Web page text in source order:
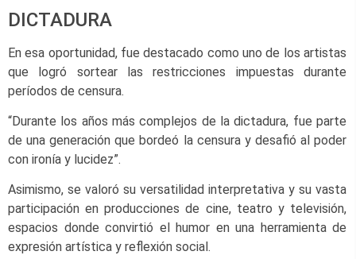
DICTADURA
En esa oportunidad, fue destacado como uno de los artistas
que logró sortear las restricciones impuestas durante
períodos de censura.
“Durante los años más complejos de la dictadura, fue parte
de una generación que bordeó la censura y desafió al poder
con ironía y lucidez”.
Asimismo, se valoró su versatilidad interpretativa y su vasta
participación en producciones de cine, teatro y televisión,
espacios donde convirtió el humor en una herramienta de
expresión artística y reflexión social.